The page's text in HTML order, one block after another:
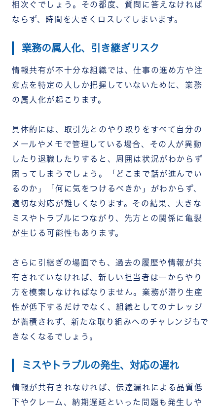
相次ぐでしょう。その都度、質問に答えなければ
ならず、時間を大きくロスしてしまいます。
業務の属人化、引き継ぎリスク
情報共有が不十分な組織では、仕事の進め方や注
意点を特定の人しか把握していないために、業務
の属人化が起こります。
具体的には、取引先とのやり取りをすべて自分の
メールやメモで管理している場合、その人が異動
したり退職したりすると、周囲は状況がわからず
困ってしまうでしょう。「どこまで話が進んでい
るのか」「何に気をつけるべきか」がわからず、
適切な対応が難しくなります。その結果、大きな
ミスやトラブルにつながり、先方との関係に亀裂
が生じる可能性もあります。
さらに引継ぎの場面でも、過去の履歴や情報が共
有されていなければ、新しい担当者は一からやり
方を模索しなければなりません。業務が滞り生産
性が低下するだけでなく、組織としてのナレッジ
が蓄積されず、新たな取り組みへのチャレンジもで
きなくなるでしょう。
ミスやトラブルの発生、対応の遅れ
情報が共有されなければ、伝達漏れによる品質低
下やクレーム、納期遅延といった問題も発生しや